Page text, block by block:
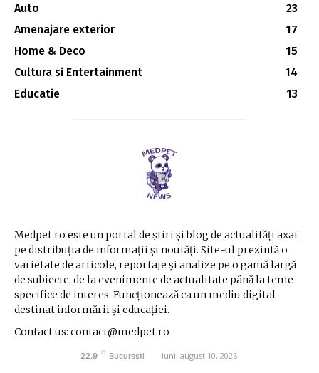
Auto
23
Amenajare exterior
17
Home & Deco
15
Cultura si Entertainment
14
Educatie
13
Medpet.ro este un portal de știri și blog de actualități axat
pe distribuția de informații și noutăți. Site-ul prezintă o
varietate de articole, reportaje și analize pe o gamă largă
de subiecte, de la evenimente de actualitate până la teme
specifice de interes. Funcționează ca un mediu digital
destinat informării și educației.
Contact us: contact@medpet.ro
22.9 C București luni, august 10, 2026